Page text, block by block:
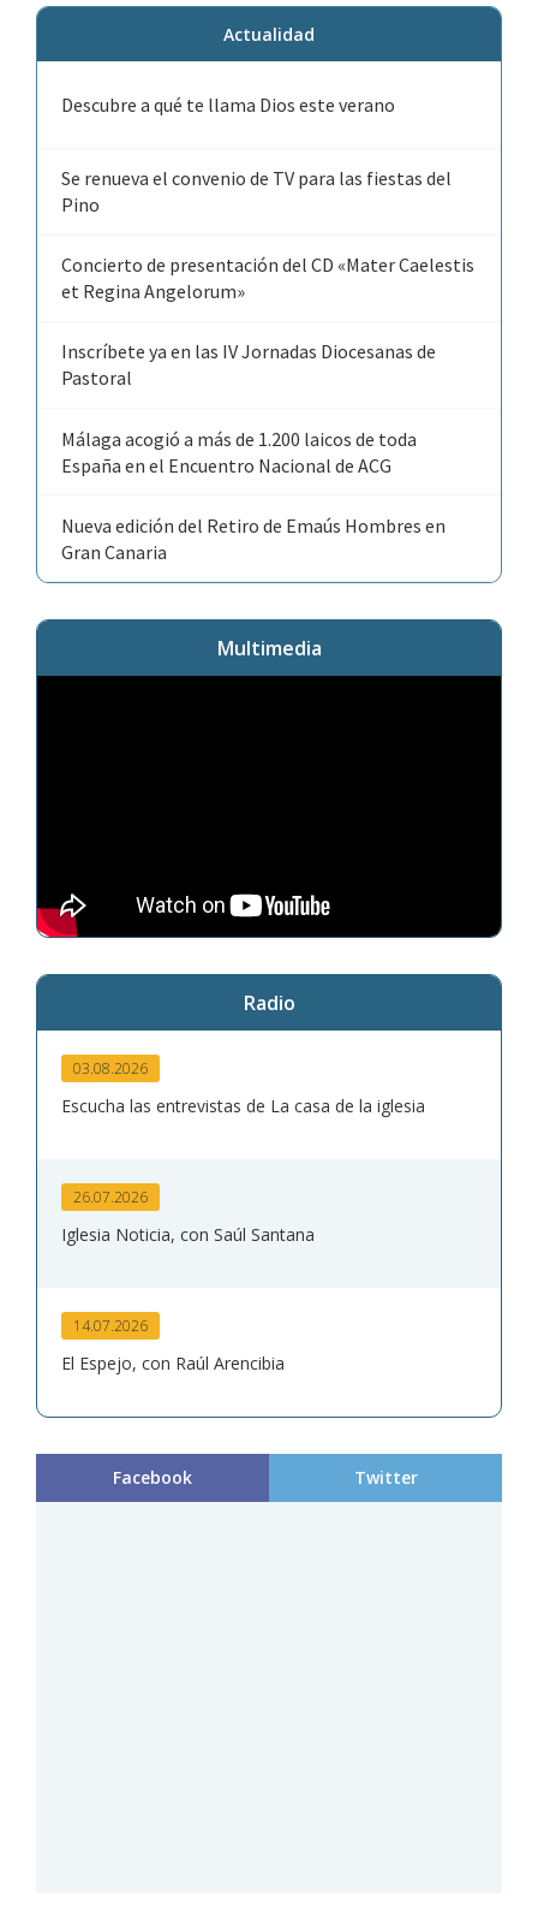
Actualidad
Descubre a qué te llama Dios este verano
Se renueva el convenio de TV para las fiestas del
Pino
Concierto de presentación del CD «Mater Caelestis
et Regina Angelorum»
Inscríbete ya en las IV Jornadas Diocesanas de
Pastoral
Málaga acogió a más de 1.200 laicos de toda
España en el Encuentro Nacional de ACG
Nueva edición del Retiro de Emaús Hombres en
Gran Canaria
Multimedia
Radio
03.08.2026
Escucha las entrevistas de La casa de la iglesia
26.07.2026
Iglesia Noticia, con Saúl Santana
14.07.2026
El Espejo, con Raúl Arencibia
Facebook Twitter